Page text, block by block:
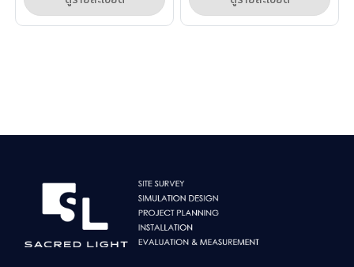
IP69K มาตรฐาน NSF
รับประกัน 5 ปี
Series